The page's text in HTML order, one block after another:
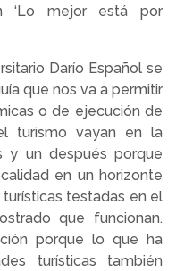
‘Lo mejor está por
Darío Español se
que nos va a permitir
o de ejecución de
turismo vayan en la
y un después porque
en un horizonte
testadas en el
que funcionan.
porque lo que ha
turísticas también